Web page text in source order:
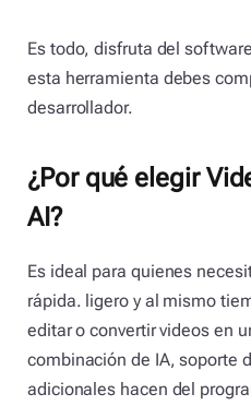
Es todo, disfruta del
esta herramienta debes
desarrollador.
¿Por qué elegir
AI?
Es ideal para quienes
rápida. ligero y al mismo
editar o convertir videos en
combinación de IA, soporte
adicionales hacen del